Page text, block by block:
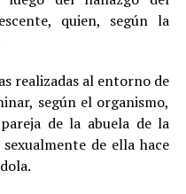
quien, según la
realizadas al entorno de
según el organismo,
de la abuela de la
de ella hace